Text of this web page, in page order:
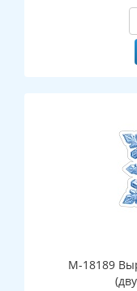
М-18189